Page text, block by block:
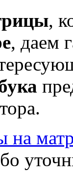
,
, даем
на